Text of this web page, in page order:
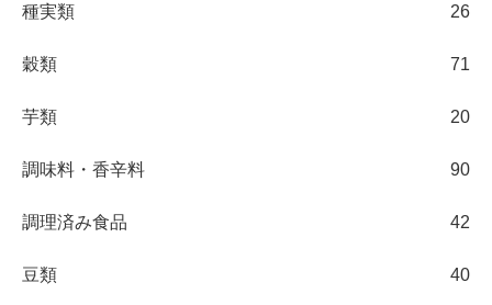
種実類 26
穀類 71
芋類 20
調味料・香辛料 90
調理済み食品 42
豆類 40